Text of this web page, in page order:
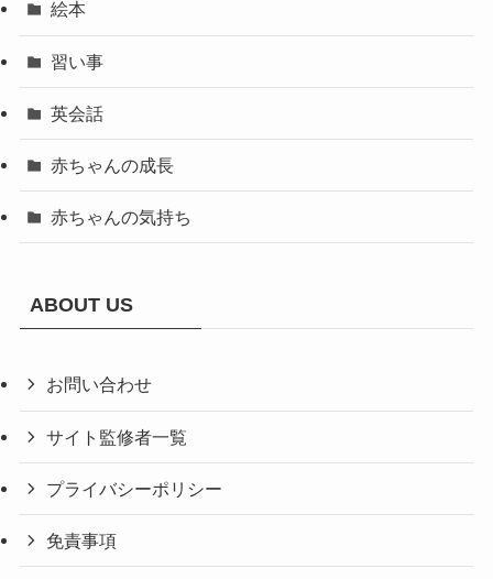
絵本
習い事
英会話
赤ちゃんの成長
赤ちゃんの気持ち
ABOUT US
お問い合わせ
サイト監修者一覧
プライバシーポリシー
免責事項